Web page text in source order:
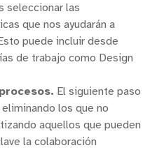
seleccionar las
que nos ayudarán a
puede incluir desde
de trabajo como Design
El siguiente paso
los que no
aquellos que pueden
la colaboración